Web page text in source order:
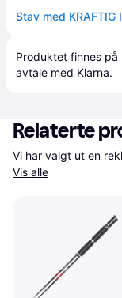
Produktet finnes på
avtale med Klarna.
Relaterte
Vis alle